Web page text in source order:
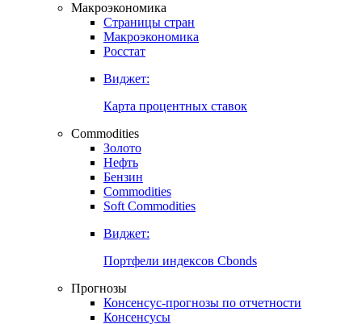
Создать индекс
Возможность создания своего индекса
Страницы стран
Росстат
Виджет:
Карта процентных ставок
Commodities
Золото
Бензин
Soft Commodities
Виджет:
Портфели индексов Cbonds